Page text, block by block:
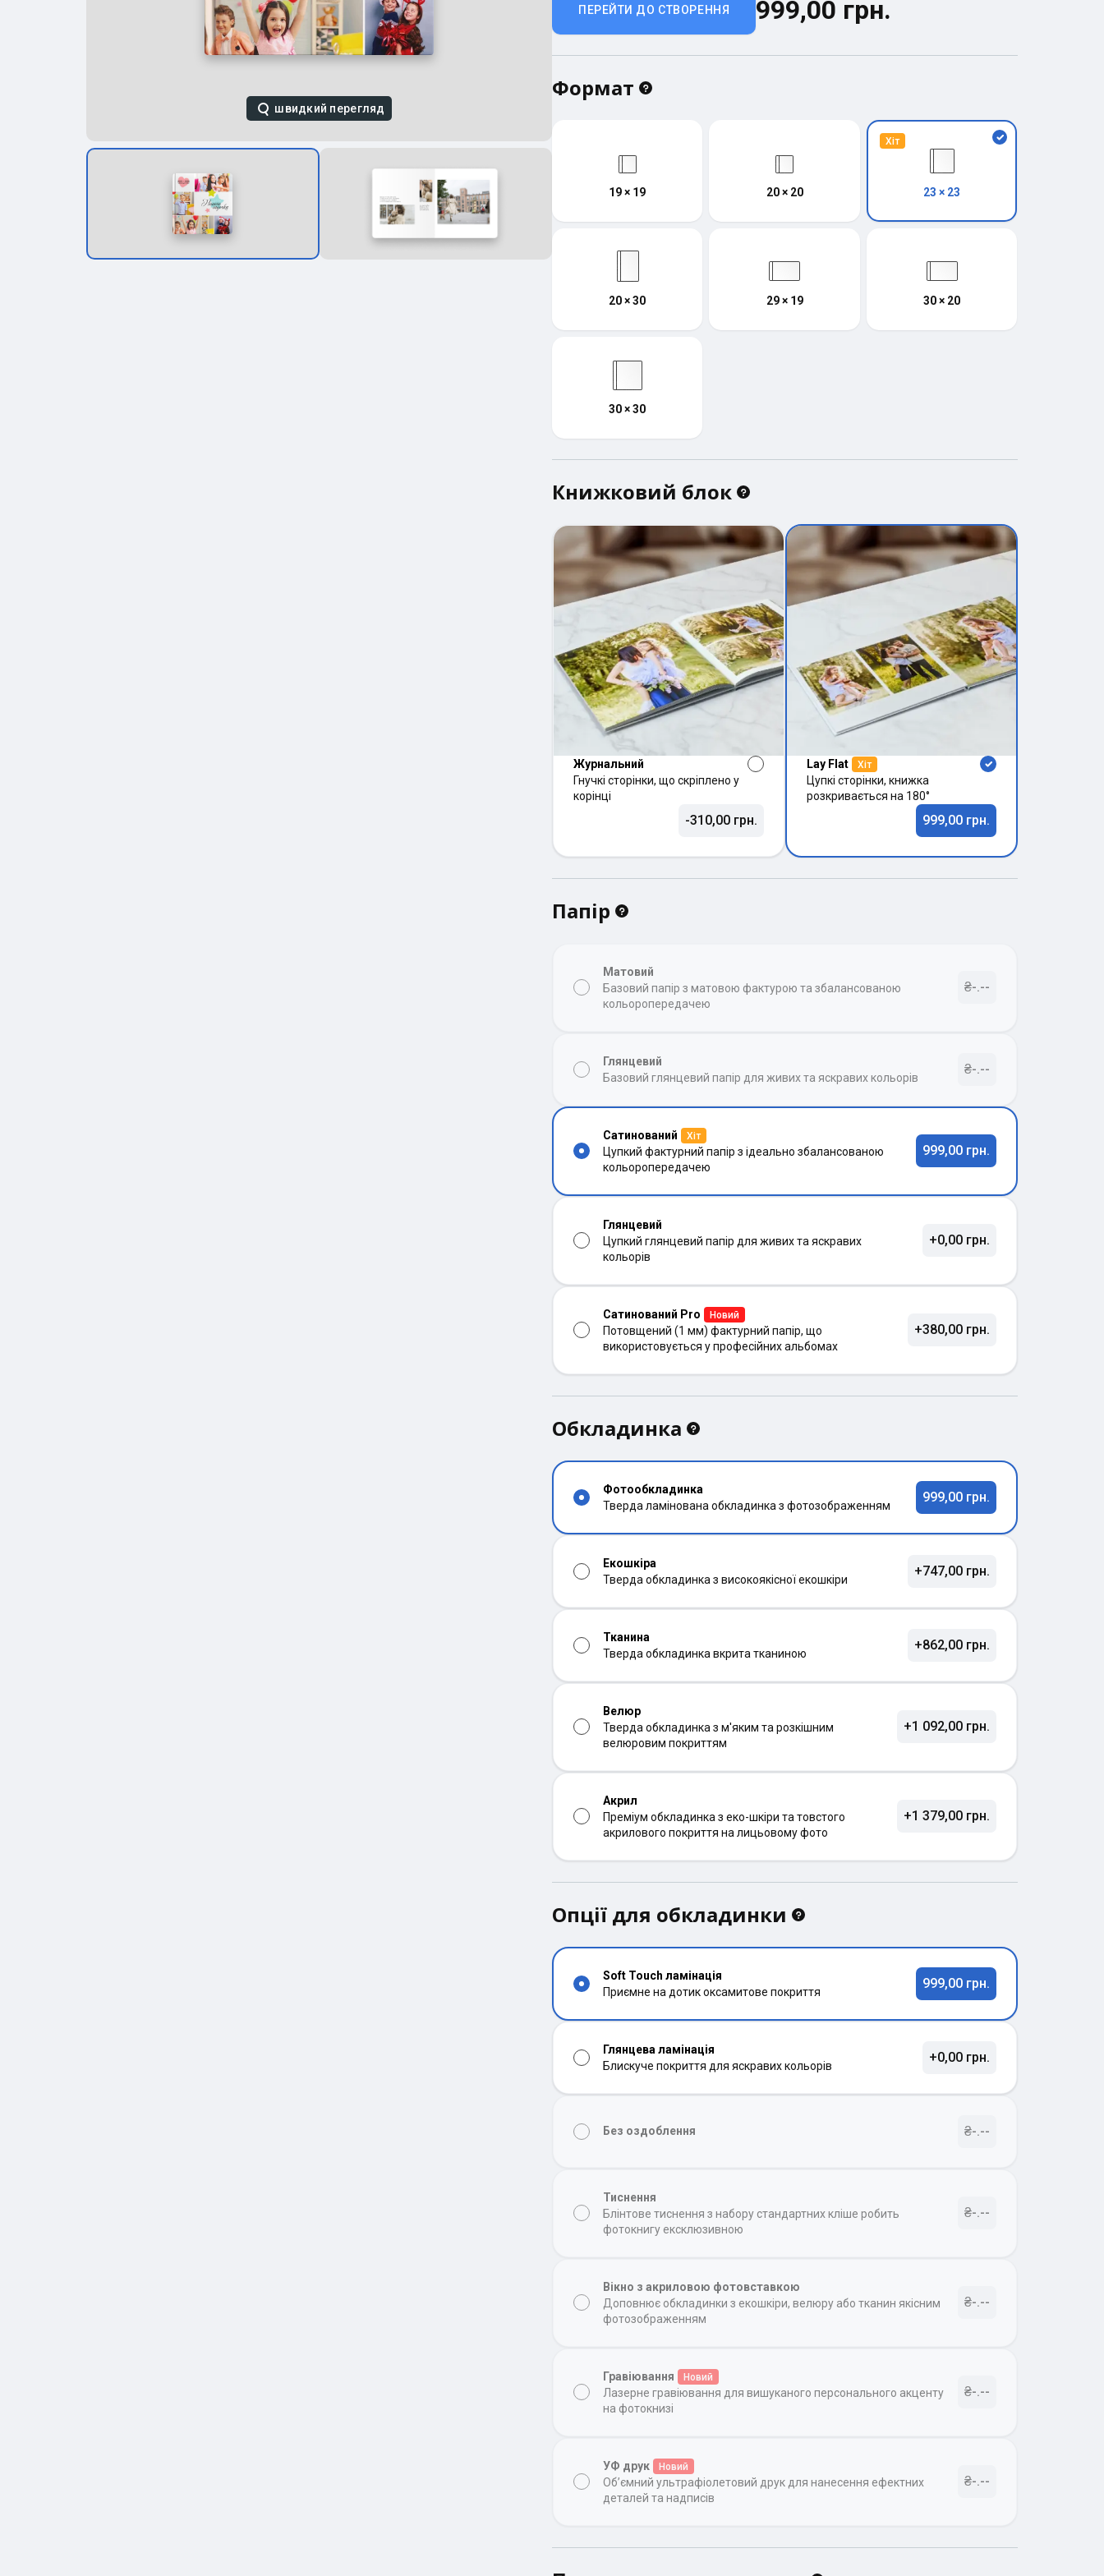
швидкий перегляд
ПЕРЕЙТИ ДО СТВОРЕННЯ 999,00 грн.
Формат
19 × 19 20 × 20
Хіт
23 × 23
20 × 30 29 × 19 30 × 20
30 × 30
Книжковий блок
Журнальний
Гнучкі сторінки, що скріплено у
корінці
-310,00 грн.
Lay Flat Хіт
Цупкі сторінки, книжка
розкривається на 180°
999,00 грн.
Папір
Матовий
Базовий папір з матовою фактурою та збалансованою
кольоропередачею
₴-.--
Глянцевий
Базовий глянцевий папір для живих та яскравих кольорів
₴-.--
Сатинований Хіт
Цупкий фактурний папір з ідеально збалансованою
кольоропередачею
999,00 грн.
Глянцевий
Цупкий глянцевий папір для живих та яскравих
кольорів
+0,00 грн.
Сатинований Pro Новий
Потовщений (1 мм) фактурний папір, що
використовується у професійних альбомах
+380,00 грн.
Обкладинка
Фотообкладинка
Тверда ламінована обкладинка з фотозображенням
999,00 грн.
Екошкіра
Тверда обкладинка з високоякісної екошкіри
+747,00 грн.
Тканина
Тверда обкладинка вкрита тканиною
+862,00 грн.
Велюр
Тверда обкладинка з м'яким та розкішним
велюровим покриттям
+1 092,00 грн.
Акрил
Преміум обкладинка з еко-шкіри та товстого
акрилового покриття на лицьовому фото
+1 379,00 грн.
Опції для обкладинки
Soft Touch ламінація
Приємне на дотик оксамитове покриття
999,00 грн.
Глянцева ламінація
Блискуче покриття для яскравих кольорів
+0,00 грн.
Без оздоблення ₴-.--
Тиснення
Блінтове тиснення з набору стандартних кліше робить
фотокнигу ексклюзивною
₴-.--
Вікно з акриловою фотовставкою
Доповнює обкладинки з екошкіри, велюру або тканин якісним
фотозображенням
₴-.--
Гравіювання Новий
Лазерне гравіювання для вишуканого персонального акценту
на фотокнизі
₴-.--
УФ друк Новий
Об’ємний ультрафіолетовий друк для нанесення ефектних
деталей та надписів
₴-.--